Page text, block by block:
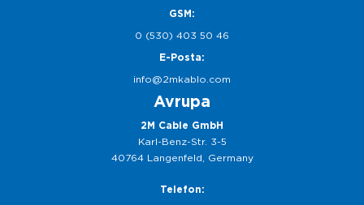
GSM:
0 (530) 403 50 46
E-Posta:
info@2mkablo.com
Avrupa
2M Cable GmbH
Karl-Benz-Str. 3-5
40764 Langenfeld, Germany
Telefon: